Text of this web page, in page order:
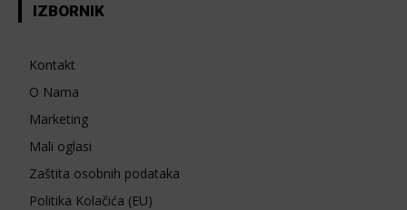
IZBORNIK
Kontakt
O Nama
Marketing
Mali oglasi
Zaštita osobnih podataka
Politika Kolačića (EU)